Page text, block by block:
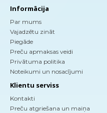
Informācija
Par mums
Vajadzētu zināt
Piegāde
Preču apmaksas veidi
Privātuma politika
Noteikumi un nosacījumi
Klientu serviss
Kontakti
Preču atgriešana un maiņa